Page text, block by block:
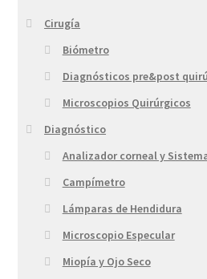
Cirugía
Biómetro
Diagnósticos pre&post
Microscopios Quirúrgicos
Diagnóstico
Analizador corneal y
Campímetro
Lámparas de Hendidura
Microscopio Especular
Miopía y Ojo Seco